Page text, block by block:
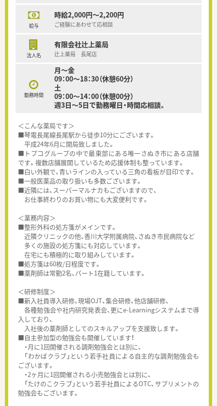
給与
時給2,000円～2,200円
ご経験にあわせて応相談
法人名
有限会社辻上薬局
辻上薬局 長尾店
勤務時間
月～金
09：00～18：30（休憩60分）
土
09：00～14：00（休憩00分）
週3日～5日で勤務曜日・時間応相談。
＜こんな薬局です＞
■琴電長尾線長尾駅から徒歩10分にございます。
平成24年6月に開局致しました。
■トプコグループの中で最東部にある唯一さぬき市にある店舗
です。複数店舗展開しているため応援体制も整っています。
■白い外観で、青いラインの入っている三角の看板が目印です。
■一般医薬品の取り扱いも多数ございます。
■近隣には、スーパーマルナカもございますので、
お仕事終わりのお買い物にも大変便利です。
＜業務内容＞
■整形外科の処方箋がメインです。
近隣クリニックの他、香川大学附属病院、さぬき市民病院など
多くの施設の処方箋にも対応しています。
在宅にも積極的に取り組みしています。
■処方箋は60枚/日程度です。
■薬剤師は常勤2名、パート1在籍しています。
＜研修制度＞
■新入社員導入研修、現場OJT、集合研修、他店舗研修、
各種勉強会や社内研究発表会、更にe-Learningシステムまで導
入しており、
入社後の薬剤師としてのスキルアップを支援致します。
■自主参加型の勉強会も開催しています！
・月に1回開催される調剤勉強会とは別に、
「わかばクラブ」という若手社員による自主的な調剤勉強会も
ございます。
・2ヶ月に1回開催される小売勉強会とは別に、
「たけのこクラブ」という若手社員によるOTC、サプリメントの
勉強会もございます。